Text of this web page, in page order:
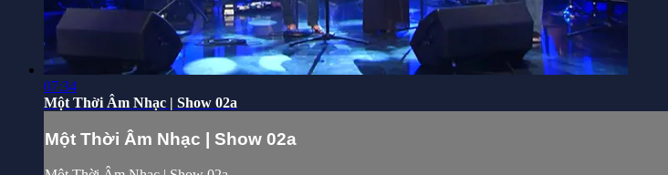
07:34
Một Thời Âm Nhạc | Show 02a
Một Thời Âm Nhạc | Show 02a